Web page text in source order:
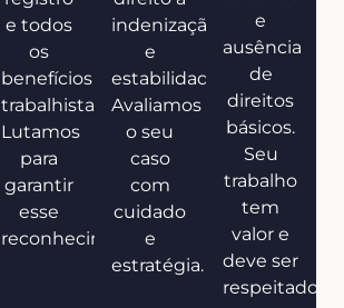
e todos
os
benefícios
trabalhistas.
Lutamos
para
garantir
esse
reconhecimento.
indenização
e
estabilidade.
Avaliamos
o seu
caso
com
cuidado
e
estratégia.
e
ausência
de
direitos
básicos.
Seu
trabalho
tem
valor e
deve ser
respeitado.